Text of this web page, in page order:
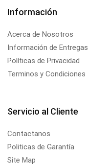
Información
Acerca de Nosotros
Información de Entregas
Políticas de Privacidad
Terminos y Condiciones
Servicio al Cliente
Contactanos
Politicas de Garantía
Site Map